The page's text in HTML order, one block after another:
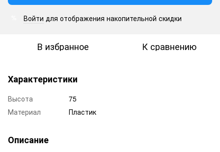
Войти для отображения накопительной скидки
В избранное К сравнению
Характеристики
Высота
75
Материал
Пластик
Описание